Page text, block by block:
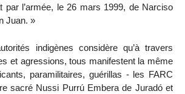
par l’armée, le 26 mars 1999, de Narciso
Juan. »
indigènes considère qu’à travers
et agressions, tous manifestent la même
paramilitaires, guérillas - les FARC
sacré Nussi Purrú Embera de Juradó et